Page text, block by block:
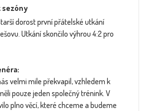
sezóny
dorost první přátelské utkání
Utkání skončilo výhrou 4:2 pro
velmi mile překvapil, vzhledem k
pouze jeden společný trénink. V
plno věcí, které chceme a budeme